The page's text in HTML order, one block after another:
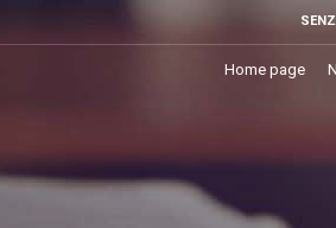
Home page